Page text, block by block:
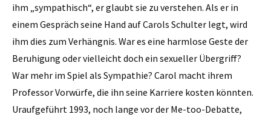
ihm „sympathisch“, er glaubt sie zu verstehen. Als er in
einem Gespräch seine Hand auf Carols Schulter legt, wird
ihm dies zum Verhängnis. War es eine harmlose Geste der
Beruhigung oder vielleicht doch ein sexueller Übergriff?
War mehr im Spiel als Sympathie? Carol macht ihrem
Professor Vorwürfe, die ihn seine Karriere kosten könnten.
Uraufgeführt 1993, noch lange vor der Me-too-Debatte,